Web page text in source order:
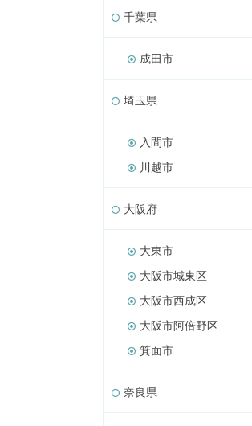
千葉県
成田市
埼玉県
入間市
川越市
大阪府
大東市
大阪市城東区
大阪市西成区
大阪市阿倍野区
箕面市
奈良県